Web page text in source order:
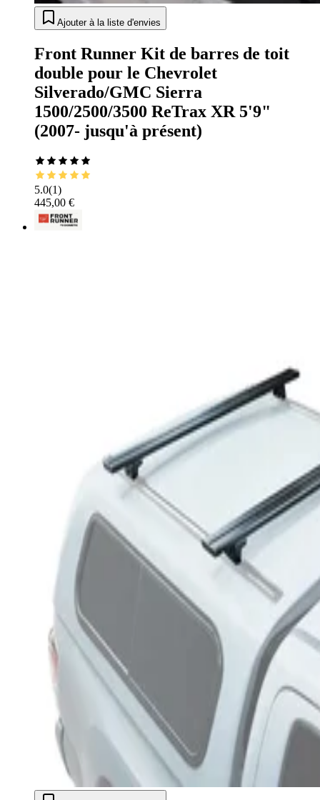
Ajouter à la liste d'envies
Front Runner Kit de barres de toit
double pour le Chevrolet
Silverado/GMC Sierra
1500/2500/3500 ReTrax XR 5'9"
(2007- jusqu'à présent)
5.0(1)
445,00 €